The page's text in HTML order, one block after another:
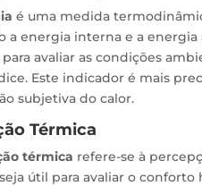
é uma medida
a energia interna e a energia
avaliar as condições
Este indicador é mais
subjetiva do calor.
Térmica
térmica refere-se à
útil para avaliar o